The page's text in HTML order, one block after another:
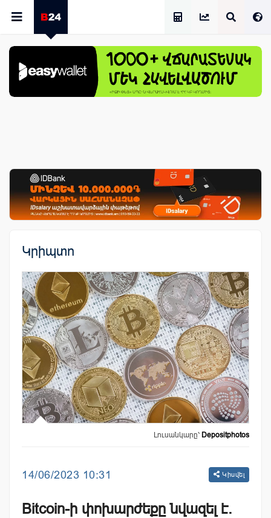
Կրիպտո
Լուսանկարը՝ Depositphotos
14/06/2023 10:31 Կիսվել
Bitcoin-ի փոխարժեքը նվազել է.